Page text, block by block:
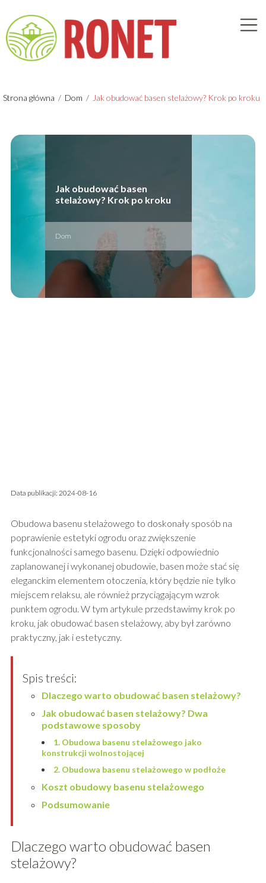
Strona główna / Dom / Jak obudować basen stelażowy? Krok po kroku
Jak obudować basen
stelażowy? Krok po kroku
Dom
Data publikacji: 2024-08-16
Obudowa basenu stelażowego to doskonały sposób na
poprawienie estetyki ogrodu oraz zwiększenie
funkcjonalności samego basenu. Dzięki odpowiednio
zaplanowanej i wykonanej obudowie, basen może stać się
eleganckim elementem otoczenia, który będzie nie tylko
miejscem relaksu, ale również przyciągającym wzrok
punktem ogrodu. W tym artykule przedstawimy krok po
kroku, jak obudować basen stelażowy, aby był zarówno
praktyczny, jak i estetyczny.
Spis treści:
Dlaczego warto obudować basen stelażowy?
Jak obudować basen stelażowy? Dwa
podstawowe sposoby
1. Obudowa basenu stelażowego jako
konstrukcji wolnostojącej
2. Obudowa basenu stelażowego w podłoże
Koszt obudowy basenu stelażowego
Podsumowanie
Dlaczego warto obudować basen
stelażowy?